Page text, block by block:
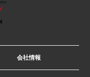
会社情報